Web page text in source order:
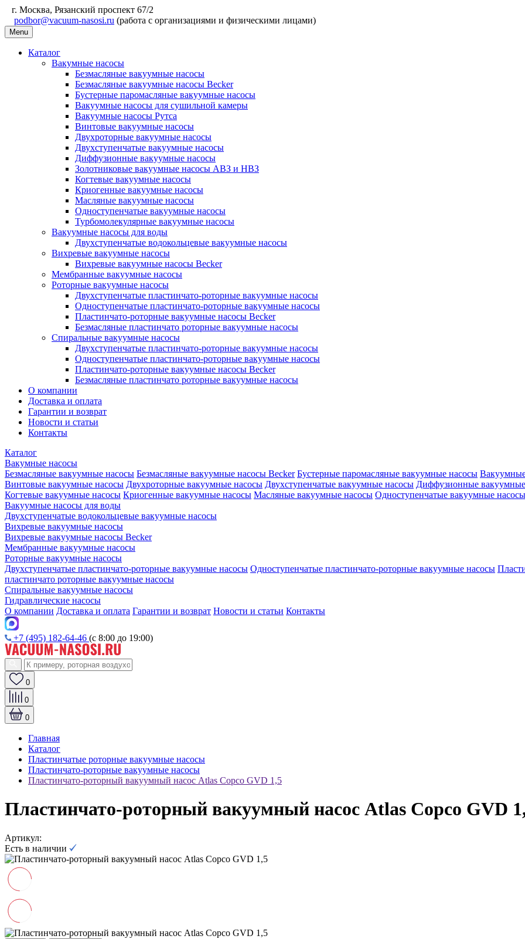
г. Москва, Рязанский проспект 67/2
podbor@vacuum-nasosi.ru (работа с организациями и физическими лицами)
Menu
Каталог
Вакумные насосы
Безмасляные вакуумные насосы
Безмасляные вакуумные насосы Becker
Бустерные паромасляные вакуумные насосы
Вакуумные насосы для сушильной камеры
Вакуумные насосы Рутса
Винтовые вакуумные насосы
Двухроторные вакуумные насосы
Двухступенчатые вакуумные насосы
Диффузионные вакуумные насосы
Золотниковые вакуумные насосы АВЗ и НВЗ
Когтевые вакуумные насосы
Криогенные вакуумные насосы
Масляные вакуумные насосы
Одноступенчатые вакуумные насосы
Турбомолекулярные вакуумные насосы
Вакуумные насосы для воды
Двухступенчатые водокольцевые вакуумные насосы
Вихревые вакуумные насосы
Вихревые вакуумные насосы Becker
Мембранные вакуумные насосы
Роторные вакуумные насосы
Двухступенчатые пластинчато-роторные вакуумные насосы
Одноступенчатые пластинчато-роторные вакуумные насосы
Пластинчато-роторные вакуумные насосы Becker
Безмасляные пластинчато роторные вакуумные насосы
Спиральные вакуумные насосы
Двухступенчатые пластинчато-роторные вакуумные насосы
Одноступенчатые пластинчато-роторные вакуумные насосы
Пластинчато-роторные вакуумные насосы Becker
Безмасляные пластинчато роторные вакуумные насосы
О компании
Доставка и оплата
Гарантии и возврат
Новости и статьи
Контакты
Каталог
Вакумные насосы
Безмасляные вакуумные насосы Безмасляные вакуумные насосы Becker Бустерные паромасляные вакуумные насосы
Винтовые вакуумные насосы Двухроторные вакуумные насосы Двухступенчатые вакуумные насосы Диффузионные
Когтевые вакуумные насосы Криогенные вакуумные насосы Масляные вакуумные насосы Одноступенчатые вакуумные насосы
Вакуумные насосы для воды
Двухступенчатые водокольцевые вакуумные насосы
Вихревые вакуумные насосы
Вихревые вакуумные насосы Becker
Мембранные вакуумные насосы
Роторные вакуумные насосы
Двухступенчатые пластинчато-роторные вакуумные насосы Одноступенчатые пластинчато-роторные вакуумные насосы
пластинчато роторные вакуумные насосы
Спиральные вакуумные насосы
Гидравлические насосы
О компании Доставка и оплата Гарантии и возврат Новости и статьи Контакты
+7 (495) 182-64-46 (с 8:00 до 19:00)
0
0
0
Главная
Каталог
Пластинчатые роторные вакуумные насосы
Пластинчато-роторные вакуумные насосы
Пластинчато-роторный вакуумный насос Atlas Copco GVD 1,5
Пластинчато-роторный вакуумный насос Atlas Copco GVD
Артикул:
Есть в наличии